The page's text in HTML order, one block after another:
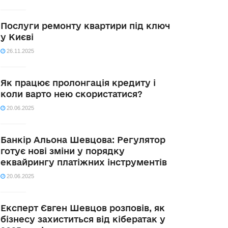
Послуги ремонту квартири під ключ
у Києві
26.11.2025
Як працює пролонгація кредиту і
коли варто нею скористатися?
20.06.2025
Банкір Альона Шевцова: Регулятор
готує нові зміни у порядку
еквайрингу платіжних інструментів
20.06.2025
Експерт Євген Шевцов розповів, як
бізнесу захиститься від кібератак у